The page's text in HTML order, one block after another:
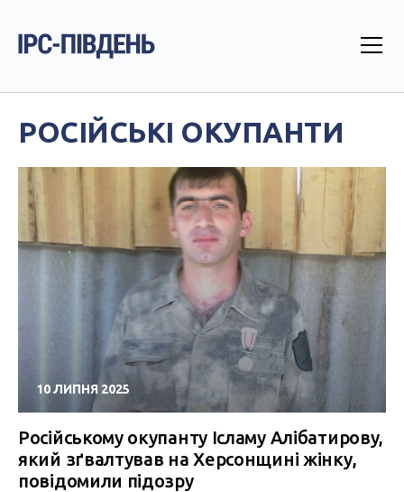
РОСІЙСЬКІ ОКУПАНТИ
10 ЛИПНЯ 2025
Російському окупанту Ісламу Алібатирову,
який зґвалтував на Херсонщині жінку,
повідомили підозру